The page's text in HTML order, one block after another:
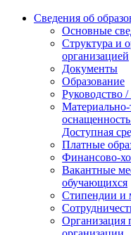
Сведения об
Основные
Структура и
организацией
Документы
Образование
Руководство
Материально-
оснащенность
Доступная
Платные
Финансово-
Вакантные
обучающихся
Стипендии и
Организация